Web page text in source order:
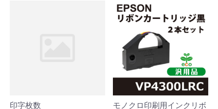
印字枚数
モノクロ印刷用インクリボ